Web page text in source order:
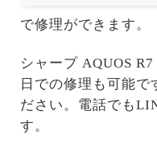
で修理ができます。
シャープ AQUOS
日での修理も可能で
ださい。電話でも
す。